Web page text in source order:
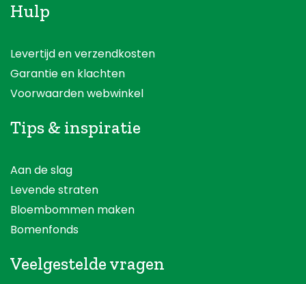
Hulp
Levertijd en verzendkosten
Garantie en klachten
Voorwaarden webwinkel
Tips & inspiratie
Aan de slag
Levende straten
Bloembommen maken
Bomenfonds
Veelgestelde vragen